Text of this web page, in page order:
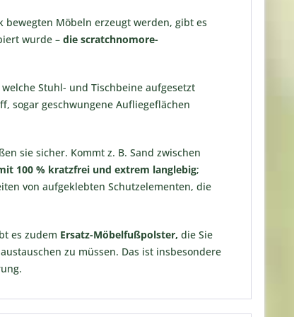
Möbeln erzeugt werden, gibt es
wurde – die scratchnomore-
Stuhl- und Tischbeine aufgesetzt
sogar geschwungene Aufliegeflächen
sie sicher. Kommt z. B. Sand zwischen
100 % kratzfrei und extrem langlebig;
von aufgeklebten Schutzelementen, die
es zudem Ersatz-Möbelfußpolster, die Sie
zu müssen. Das ist insbesondere